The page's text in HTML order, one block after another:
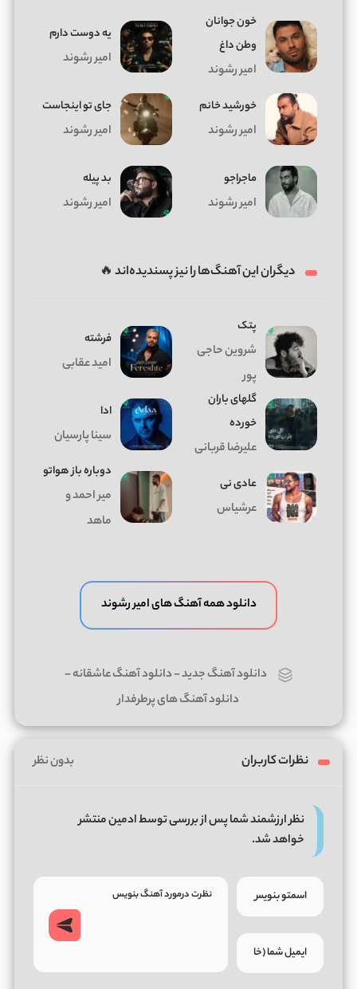
خون جوانان
وطن داغ
امیر رشوند
یه دوست دارم
امیر رشوند
خورشید خانم
امیر رشوند
جای تو اینجاست
امیر رشوند
ماجراجو
امیر رشوند
بد پیله
امیر رشوند
دیگران این آهنگ‌ها را نیز پسندیده‌اند 🔥
پتک
شروین حاجی
پور
فرشته
امید عقابی
گلهای باران
خورده
علیرضا قربانی
ادا
سینا پارسیان
عادی نی
عرشیاس
دوباره باز هواتو
میر احمد و
ماهد
دانلود همه آهنگ های امیر رشوند
دانلود آهنگ جدید-دانلود آهنگ عاشقانه-
دانلود آهنگ های پرطرفدار
نظرات کاربران بدون نظر
نظر ارزشمند شما پس از بررسی توسط ادمین منتشر
خواهد شد.